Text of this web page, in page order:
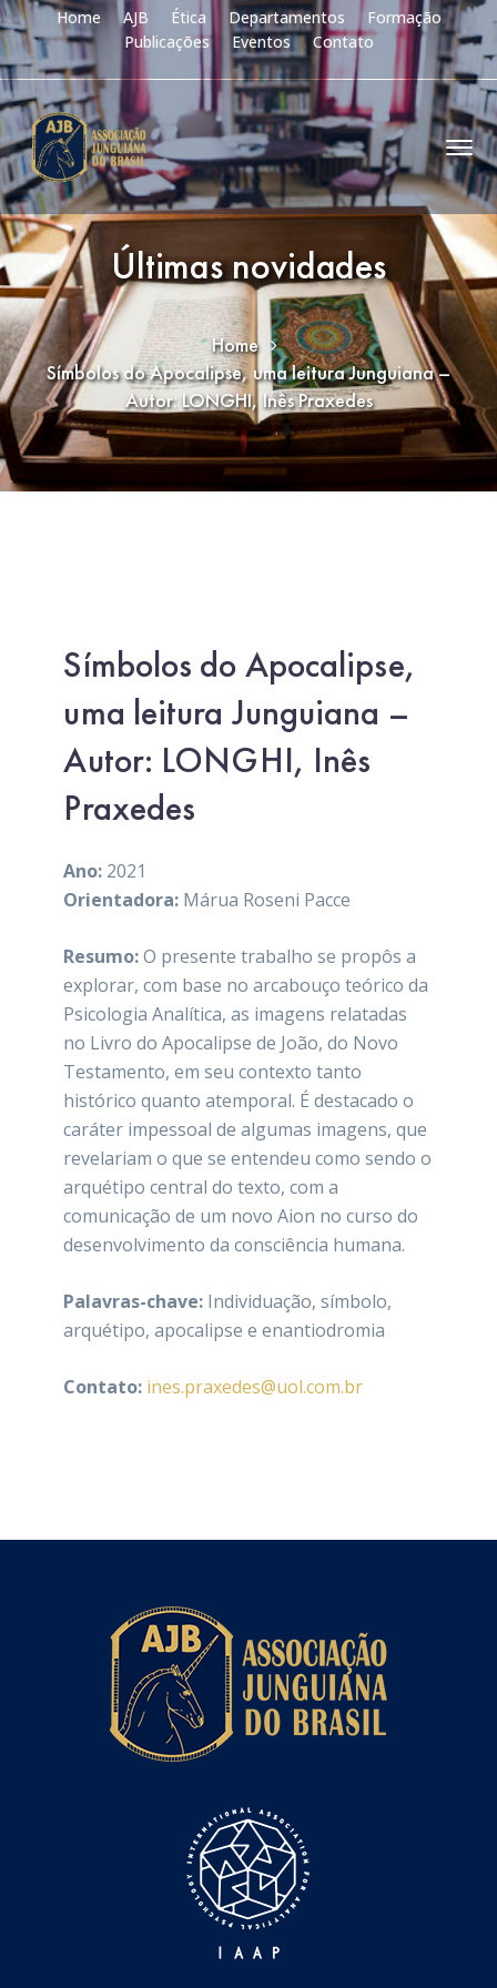
Home AJB Ética Departamentos
Formação
Publicações
Eventos Contato
Últimas novidades
Home
Símbolos do Apocalipse, uma leitura Junguiana –
Autor: LONGHI, Inês Praxedes
Símbolos do Apocalipse,
uma leitura Junguiana –
Autor: LONGHI, Inês
Praxedes
Ano: 2021
Orientadora: Márua Roseni Pacce
Resumo:O presente trabalho se propôs a
explorar, com base no arcabouço teórico da
Psicologia Analítica, as imagens relatadas
no Livro do Apocalipse de João, do Novo
Testamento, em seu contexto tanto
histórico quanto atemporal. É destacado o
caráter impessoal de algumas imagens, que
revelariam o que se entendeu como sendo o
arquétipo central do texto, com a
comunicação de um novo Aion no curso do
desenvolvimento da consciência humana.
Palavras-chave: Individuação, símbolo,
arquétipo, apocalipse e enantiodromia
Contato: ines.praxedes@uol.com.br